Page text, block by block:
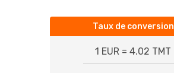
Taux de conversion
1 EUR = 4.02 TMT